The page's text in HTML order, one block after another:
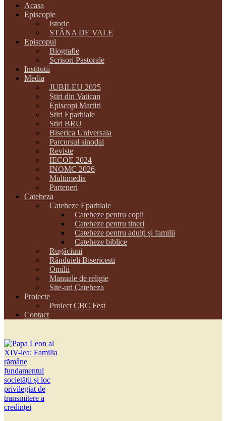
Acasa
Episcopie
Istoric
STÂNA DE VALE
Episcopul
Biografie
Scrisori Pastorale
Institutii
Media
JUBILEU 2025
Știri din Vatican
Episcopi Martiri
Stiri Eparhiale
Stiri BRU
Biserica Universala
Parcursul sinodal
Reviste
IECOE 2024
INOMC 2026
Multimedia
Parteneri
Cateheza
Cateheze Eparhiale
Cateheze pentru copii
Cateheze pentru tineri
Cateheze pentru adulți și familii
Cateheze biblice
Rugăciuni
Rânduieli Bisericesti
Omilii
Manuale de religie
Site-uri Cateheza
Proiecte
Proiect CBC Fest
Contact